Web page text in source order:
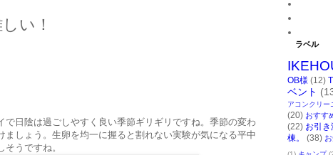
い！
で日陰は過ごしやすく良い季節ギリギリですね。季節の変わ
ましょう。生卵を均一に握ると割れない実験が気になる平中
うですね。
ラベル
OB様 (12)
ベント
アコンクリー
(20) おすす
(22) お引き
棟。
(38)